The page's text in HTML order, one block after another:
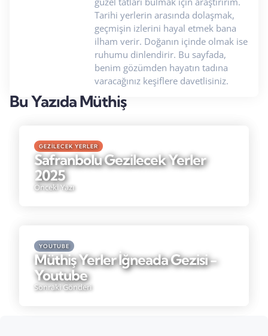
Tarihi yerlerin arasında dolaşmak,
geçmişin izlerini hayal etmek bana
ilham verir. Doğanın içinde olmak ise
ruhumu dinlendirir. Bu sayfada,
benim gözümden hayatın tadına
varacağınız keşiflere davetlisiniz.
Bu Yazıda Müthiş
GEZILECEK YERLER
Safranbolu Gezilecek Yerler
2025
Önceki Yazı
YOUTUBE
Müthiş Yerler İğneada Gezisi -
Youtube
Sonraki Gönderi